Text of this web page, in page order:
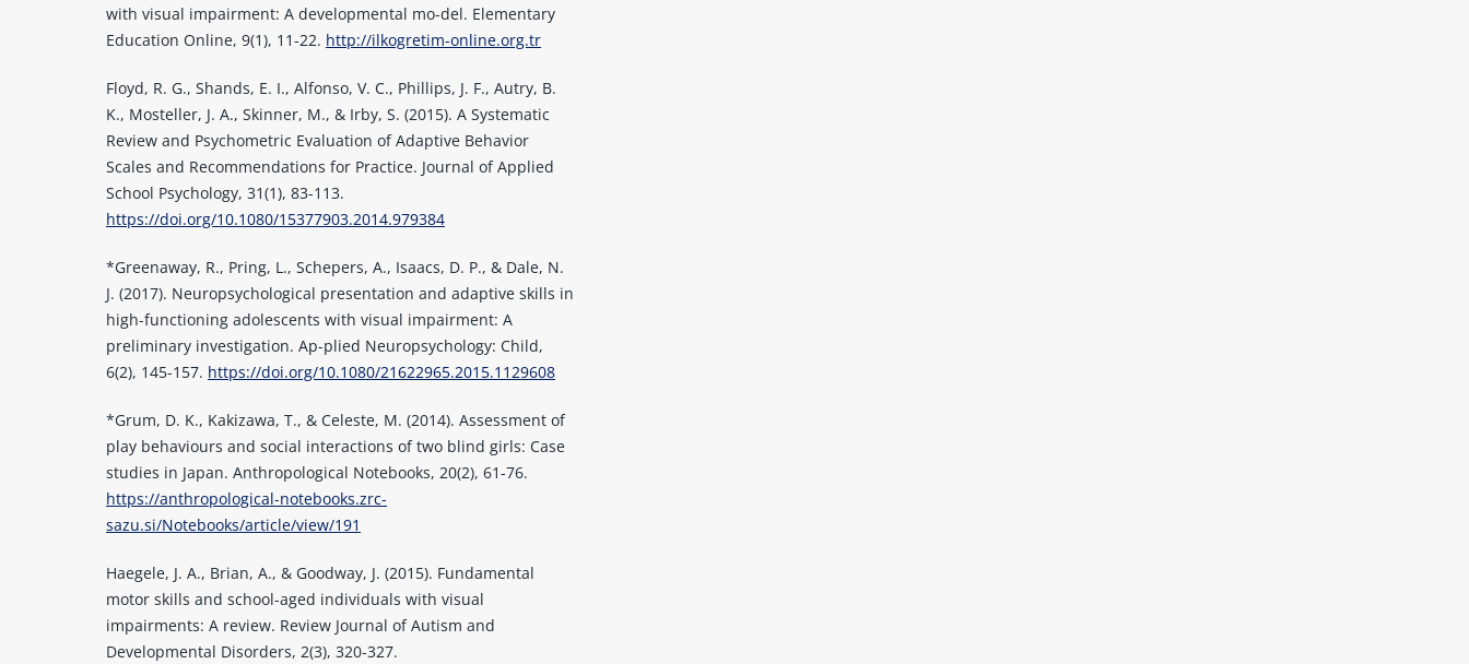
with visual impairment: A developmental mo-del. Elementary
Education Online, 9(1), 11-22. http://ilkogretim-online.org.tr
Floyd, R. G., Shands, E. I., Alfonso, V. C., Phillips, J. F., Autry, B.
K., Mosteller, J. A., Skinner, M., & Irby, S. (2015). A Systematic
Review and Psychometric Evaluation of Adaptive Behavior
Scales and Recommendations for Practice. Journal of Applied
School Psychology, 31(1), 83-113.
https://doi.org/10.1080/15377903.2014.979384
*Greenaway, R., Pring, L., Schepers, A., Isaacs, D. P., & Dale, N.
J. (2017). Neuropsychological presentation and adaptive skills in
high-functioning adolescents with visual impairment: A
preliminary investigation. Ap-plied Neuropsychology: Child,
6(2), 145-157. https://doi.org/10.1080/21622965.2015.1129608
*Grum, D. K., Kakizawa, T., & Celeste, M. (2014). Assessment of
play behaviours and social interactions of two blind girls: Case
studies in Japan. Anthropological Notebooks, 20(2), 61-76.
https://anthropological-notebooks.zrc-
sazu.si/Notebooks/article/view/191
Haegele, J. A., Brian, A., & Goodway, J. (2015). Fundamental
motor skills and school-aged individuals with visual
impairments: A review. Review Journal of Autism and
Developmental Disorders, 2(3), 320-327.